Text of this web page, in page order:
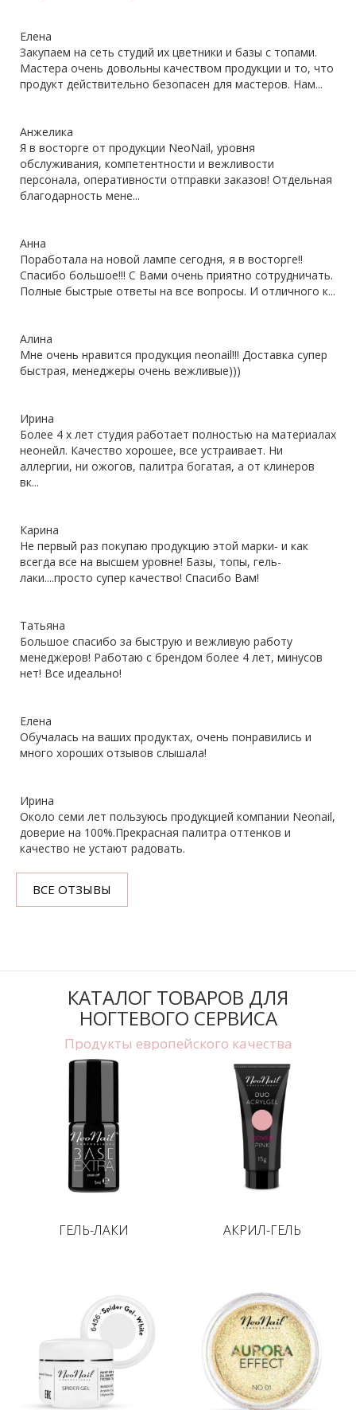
Елена
Закупаем на сеть студий их цветники и базы с топами.
Мастера очень довольны качеством продукции и то, что
продукт действительно безопасен для мастеров. Нам...
Анжелика
Я в восторге от продукции NeoNail, уровня
обслуживания, компетентности и вежливости
персонала, оперативности отправки заказов! Отдельная
благодарность мене...
Анна
Поработала на новой лампе сегодня, я в восторге!!
Спасибо большое!!! С Вами очень приятно сотрудничать.
Полные быстрые ответы на все вопросы. И отличного к...
Алина
Мне очень нравится продукция neonail!!! Доставка супер
быстрая, менеджеры очень вежливые)))
Ирина
Более 4 х лет студия работает полностью на материалах
неонейл. Качество хорошее, все устраивает. Ни
аллергии, ни ожогов, палитра богатая, а от клинеров
вк...
Карина
Не первый раз покупаю продукцию этой марки- и как
всегда все на высшем уровне! Базы, топы, гель-
лаки....просто супер качество! Спасибо Вам!
Татьяна
Большое спасибо за быструю и вежливую работу
менеджеров! Работаю с брендом более 4 лет, минусов
нет! Все идеально!
Елена
Обучалась на ваших продуктах, очень понравились и
много хороших отзывов слышала!
Ирина
Около семи лет пользуюсь продукцией компании Neonail,
доверие на 100%.Прекрасная палитра оттенков и
качество не устают радовать.
ВСЕ ОТЗЫВЫ
КАТАЛОГ ТОВАРОВ ДЛЯ
НОГТЕВОГО СЕРВИСА
Продукты европейского качества
ГЕЛЬ-ЛАКИ АКРИЛ-ГЕЛЬ